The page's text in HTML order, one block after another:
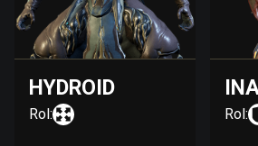
HYDROID
Rol: Rol: